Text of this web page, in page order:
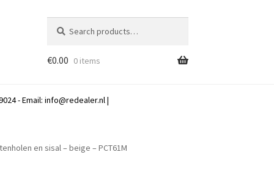
for:
€0.00 0 items
- Email: info@redealer.nl|
en sisal – beige – PCT61M